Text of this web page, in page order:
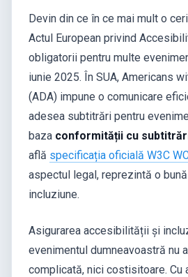
Devin din ce în ce mai mult o
Actul European privind
obligatorii pentru multe
iunie 2025. În SUA, Americans
(ADA) impune o comunicare
adesea subtitrări pentru
baza conformității cu
află specificația oficială W3C
aspectul legal, reprezintă o
incluziune.
Asigurarea accesibilității și
evenimentul dumneavoastră nu
complicată, nici costisitoare. Cu